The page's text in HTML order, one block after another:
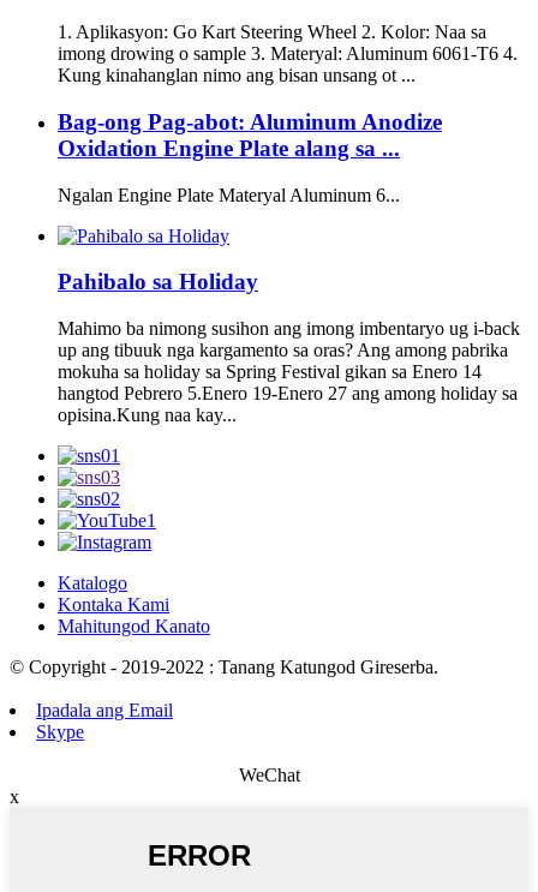
1. Aplikasyon: Go Kart Steering Wheel 2. Kolor: Naa sa
imong drowing o sample 3. Materyal: Aluminum 6061-T6 4.
Kung kinahanglan nimo ang bisan unsang ot ...
Bag-ong Pag-abot: Aluminum Anodize
Oxidation Engine Plate alang sa ...
Ngalan Engine Plate Materyal Aluminum 6...
Pahibalo sa Holiday
Mahimo ba nimong susihon ang imong imbentaryo ug i-back
up ang tibuuk nga kargamento sa oras? Ang among pabrika
mokuha sa holiday sa Spring Festival gikan sa Enero 14
hangtod Pebrero 5.Enero 19-Enero 27 ang among holiday sa
opisina.Kung naa kay...
Katalogo
Kontaka Kami
Mahitungod Kanato
© Copyright - 2019-2022 : Tanang Katungod Gireserba.
Ipadala ang Email
Skype
WeChat
x